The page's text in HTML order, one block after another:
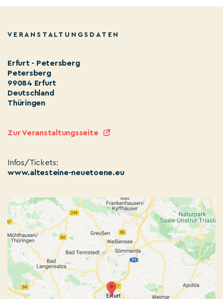
VERANSTALTUNGSDATEN
Erfurt - Petersberg
Petersberg
99084 Erfurt
Deutschland
Thüringen
Zur Veranstaltungsseite
Infos/Tickets:
www.altesteine-neuetoene.eu